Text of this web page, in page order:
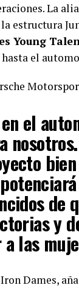
La
estructura
Young
el
el
de
y
las
Dames,